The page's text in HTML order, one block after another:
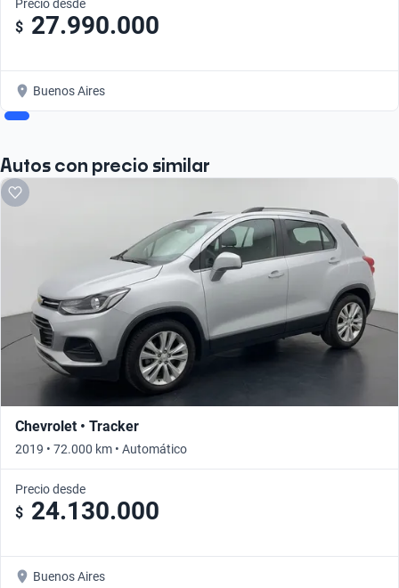
Precio desde
$ 27.990.000
Buenos Aires
Autos con precio similar
Chevrolet • Tracker
2019 • 72.000 km • Automático
Precio desde
$ 24.130.000
Buenos Aires